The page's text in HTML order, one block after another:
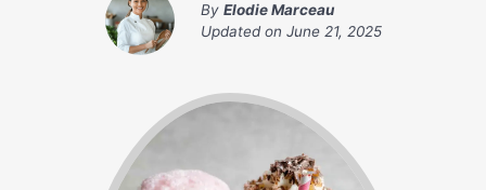
By Elodie Marceau
Updated on June 21, 2025